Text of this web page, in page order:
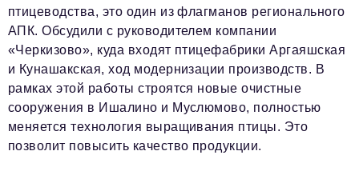
птицеводства, это один из флагманов регионального
АПК. Обсудили с руководителем компании
«Черкизово», куда входят птицефабрики Аргаяшская
и Кунашакская, ход модернизации производств. В
рамках этой работы строятся новые очистные
сооружения в Ишалино и Муслюмово, полностью
меняется технология выращивания птицы. Это
позволит повысить качество продукции.